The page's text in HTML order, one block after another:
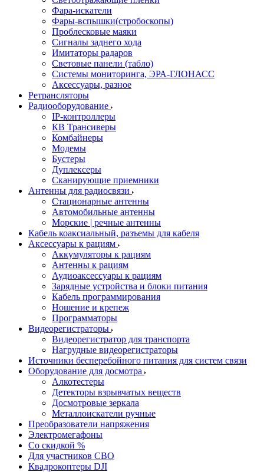
Фара-искатели
Фары-вспышки(стробоскопы)
Проблесковые маяки
Сигналы заднего хода
Имитаторы радаров
Световые панели (табло)
Системы мониторинга, ЭРА-ГЛОНАСС
Аксессуары, разное
Ретрансляторы
Радиооборудование
IP-контроллеры
КВ Трансиверы
Комбайнеры
Модемы
Бустеры
Дуплексеры
Сканирующие приемники
Антенны для радиосвязи
Стационарные антенны
Автомобильные антенны
Морские | речные антенны
Кабель коаксиальный, разъемы для кабеля
Аксессуары к рациям
Аккумуляторы к рациям
Антенны к рациям
Аудиоаксессуары к рациям
Зарядные устройства и блоки питания
Кабель программирования
Ношение и крепеж
Программаторы
Видеорегистраторы
Видеорегистратор для транспорта
Нагрудные видеорегистраторы
Источники бесперебойного питания для систем связи
Оборудование для досмотра
Алкотестеры
Детекторы взрывчатых веществ
Досмотровые зеркала
Металлоискатели ручные
Преобразователи напряжения
Электромегафоны
Со скидкой %
Для участников СВО
Квадрокоптеры DJI